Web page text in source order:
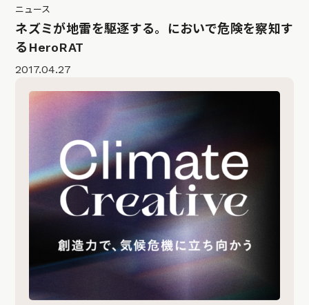
ニュース
ネズミが地雷を駆逐する。においで危険を察知す
るHeroRAT
2017.04.27